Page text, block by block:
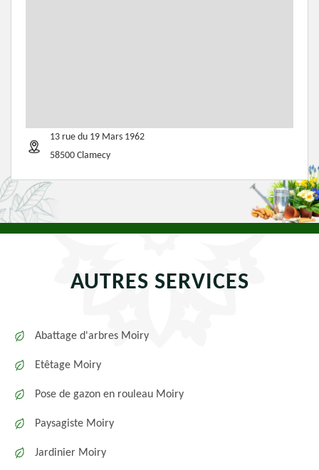
13 rue du 19 Mars 1962
58500 Clamecy
AUTRES SERVICES
Abattage d'arbres Moiry
Etêtage Moiry
Pose de gazon en rouleau Moiry
Paysagiste Moiry
Jardinier Moiry